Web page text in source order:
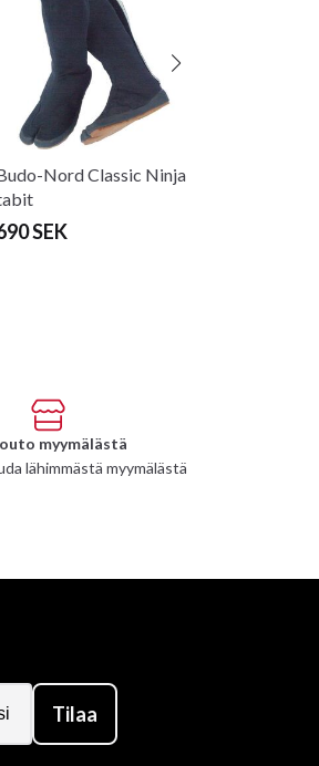
Nord Classic Ninja
SEK
myymälästä
lähimmästä myymälästä
Tilaa